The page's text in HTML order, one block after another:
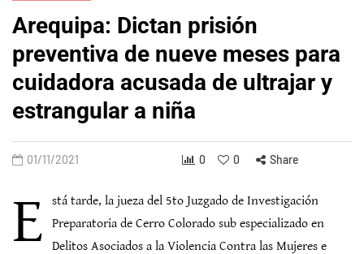
Arequipa: Dictan prisión
preventiva de nueve meses para
cuidadora acusada de ultrajar y
estrangular a niña
01/11/2021 0 0 Share
E
stá tarde, la jueza del 5to Juzgado de Investigación
Preparatoria de Cerro Colorado sub especializado en
Delitos Asociados a la Violencia Contra las Mujeres e